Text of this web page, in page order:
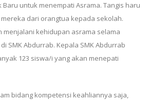
untuk menempati Asrama. Tangis haru
dari orangtua kepada sekolah.
menjalani kehidupan asrama selama
SMK Abdurrab. Kepala SMK Abdurrab
123 siswa/i yang akan menepati
bidang kompetensi keahliannya saja,